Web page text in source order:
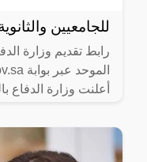
للجامعيين
أعلنت وزارة الدفاع